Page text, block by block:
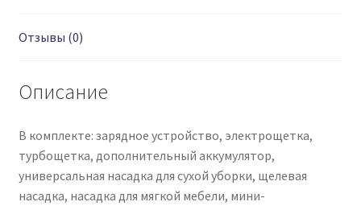
Отзывы (0)
Описание
В комплекте: зарядное устройство, электрощетка,
турбощетка, дополнительный аккумулятор,
универсальная насадка для сухой уборки, щелевая
насадка, насадка для мягкой мебели, мини-